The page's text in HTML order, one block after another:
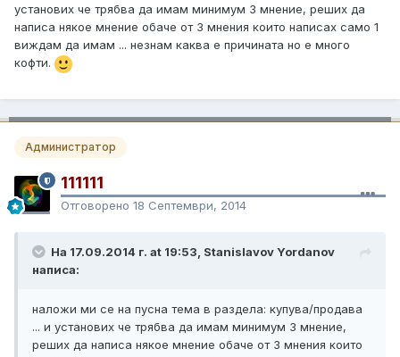
установих че трябва да имам минимум 3 мнение, реших да
написа някое мнение обаче от 3 мнения които написах само 1
виждам да имам ... незнам каква е причината но е много
кофти.
Администратор
111111
Отговорено 18 Септември, 2014
На 17.09.2014 г. at 19:53, Stanislavov Yordanov
написа:
наложи ми се на пусна тема в раздела: купува/продава
... и установих че трябва да имам минимум 3 мнение,
реших да написа някое мнение обаче от 3 мнения които